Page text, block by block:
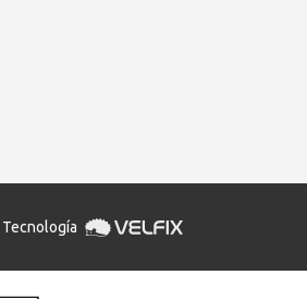
Tecnología